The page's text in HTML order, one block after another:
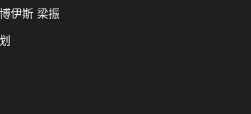
伊斯 梁振